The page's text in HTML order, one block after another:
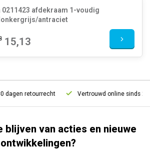
0211423 afdekraam 1-voudig
antraciet
15,13
retourrecht Vertrouwd online sinds 2006
blijven van acties en nieuwe
ontwikkelingen?